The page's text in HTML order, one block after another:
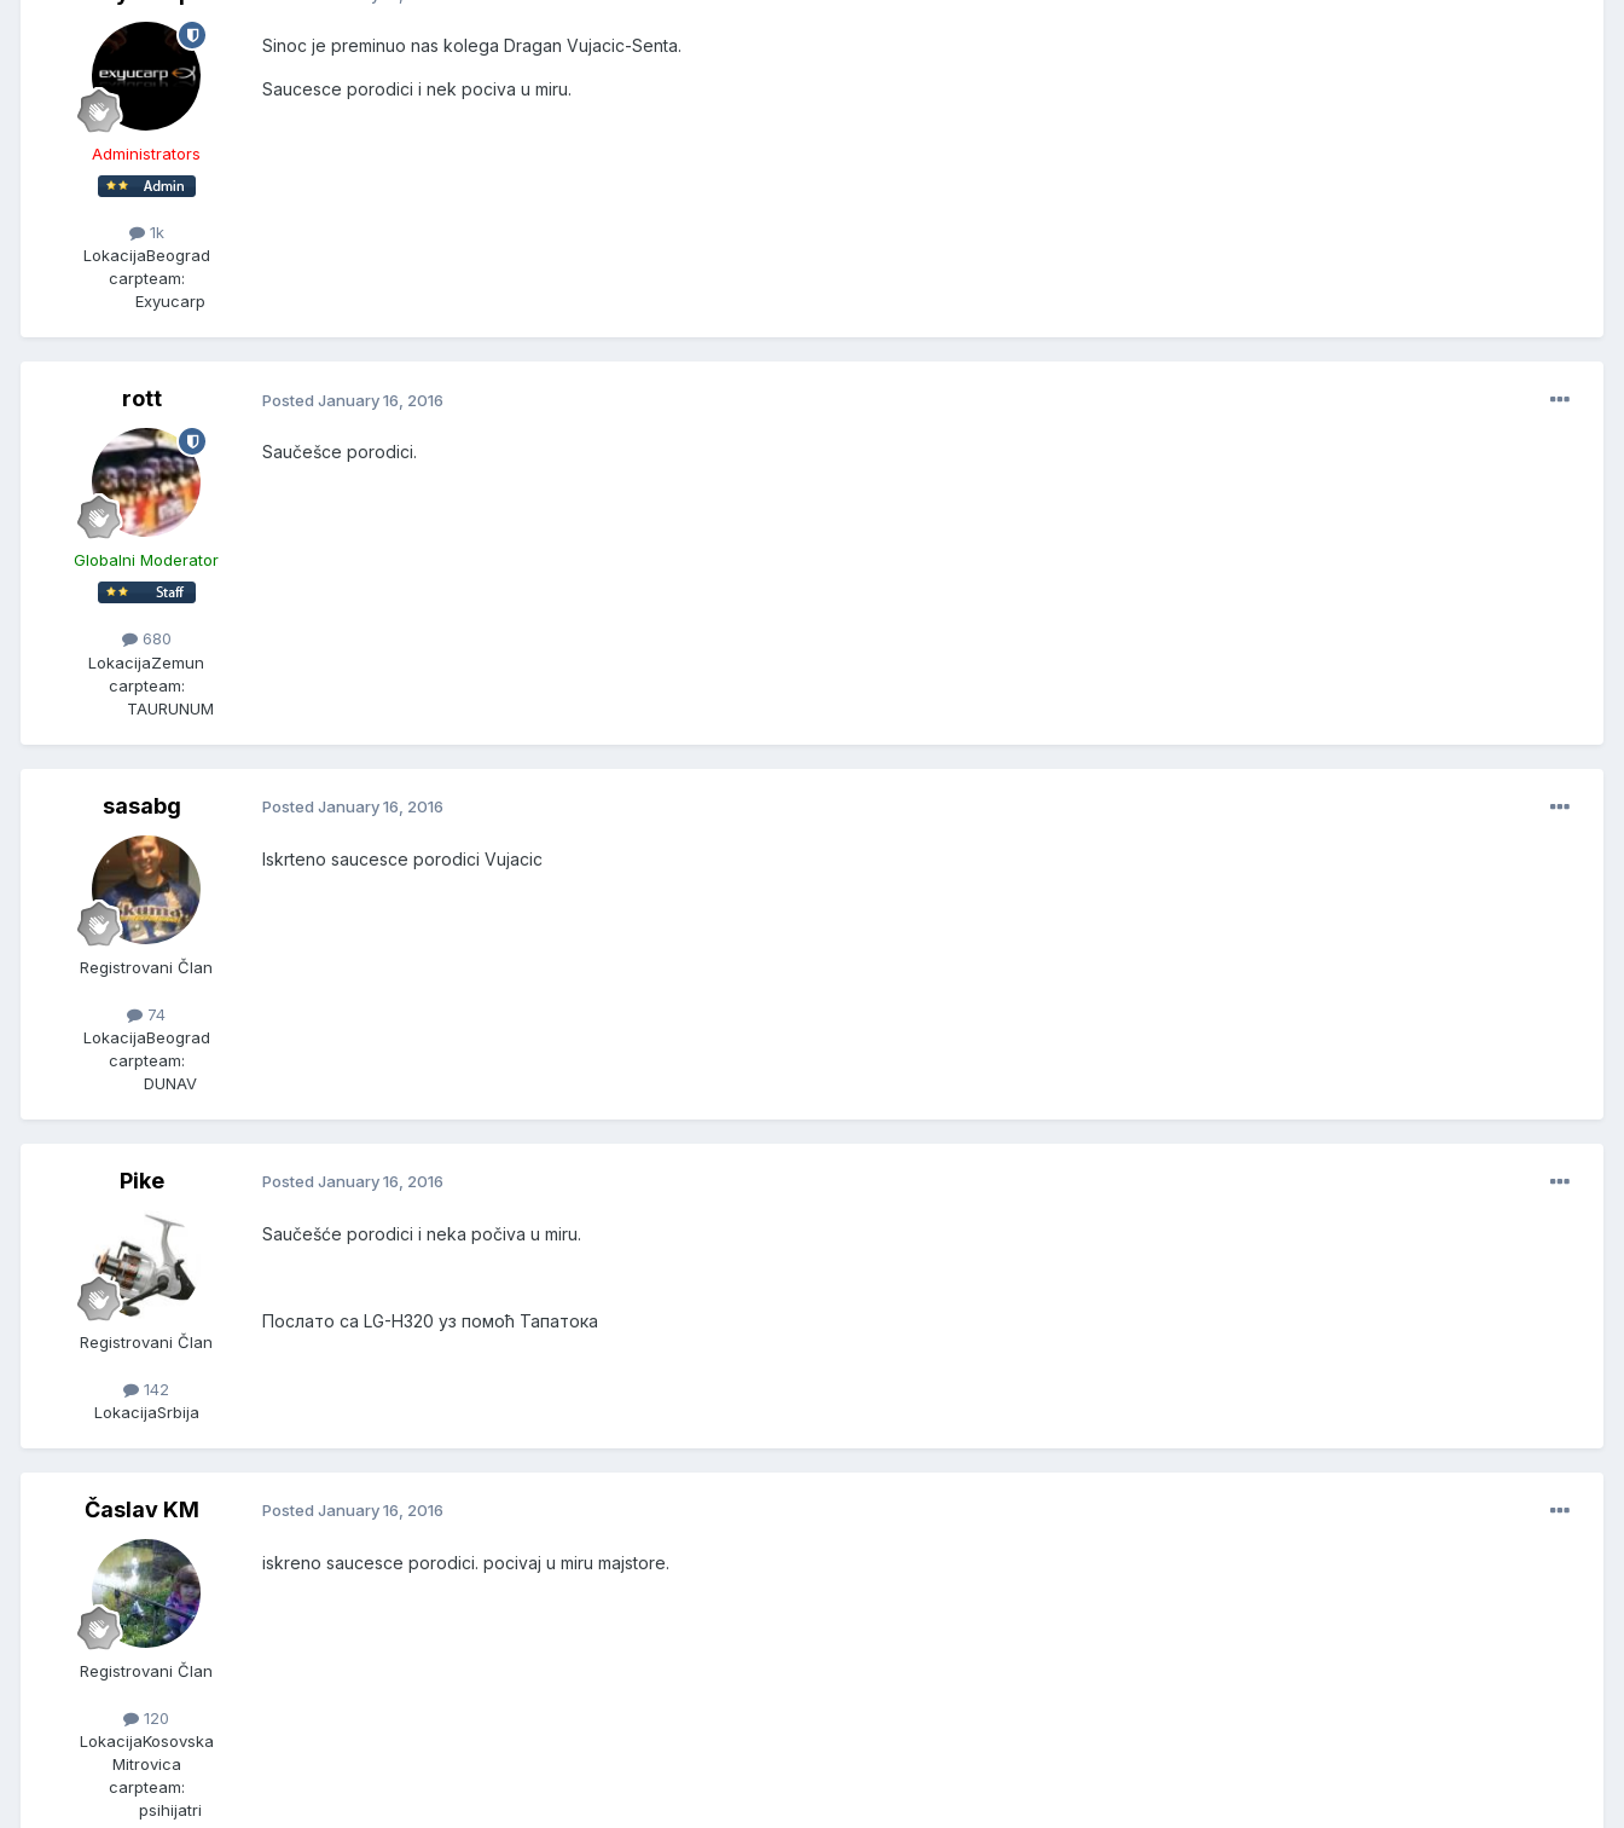
Administrators
1k
LokacijaBeograd
carpteam:
Exyucarp
Sinoc je preminuo nas kolega Dragan Vujacic-Senta.
Saucesce porodici i nek pociva u miru.
rott
Globalni Moderator
680
LokacijaZemun
carpteam:
TAURUNUM
Posted January 16, 2016
Saučešce porodici.
sasabg
Registrovani Član
74
LokacijaBeograd
carpteam:
DUNAV
Posted January 16, 2016
Iskrteno saucesce porodici Vujacic
Pike
Registrovani Član
142
LokacijaSrbija
Posted January 16, 2016
Saučešće porodici i neka počiva u miru.
Послато са LG-H320 уз помоћ Тапатока
Časlav KM
Registrovani Član
120
LokacijaKosovska
Mitrovica
carpteam:
psihijatri
Posted January 16, 2016
iskreno saucesce porodici. pocivaj u miru majstore.